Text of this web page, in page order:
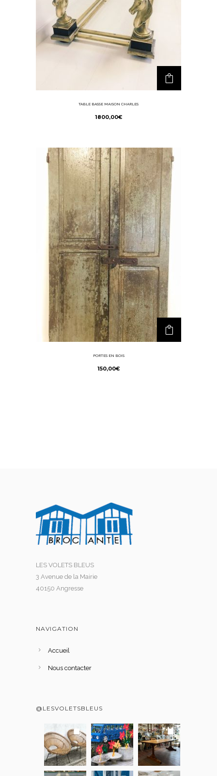
TABLE BASSE MAISON CHARLES
1800,00€
PORTES EN BOIS
150,00€
LES VOLETS BLEUS
3 Avenue de la Mairie
40150 Angresse
NAVIGATION
Accueil
Nous contacter
@LESVOLETSBLEUS